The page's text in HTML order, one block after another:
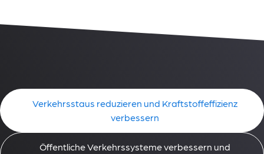
Verkehrsstaus reduzieren und Kraftstoffeffizienz
verbessern
Öffentliche Verkehrssysteme verbessern und